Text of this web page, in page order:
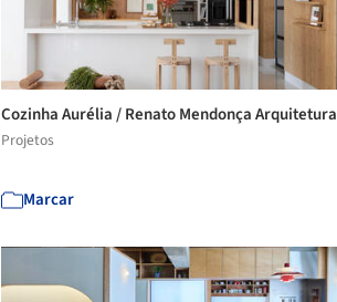
Cozinha Aurélia / Renato Mendonça Arquitetura
Projetos
Marcar